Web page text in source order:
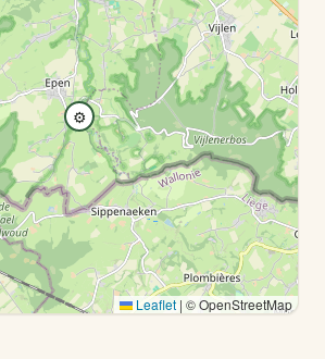
⚙️
Leaflet | © OpenStreetMap